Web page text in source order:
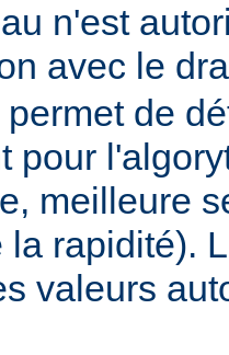
n'est
avec le
permet de
pour
meilleure
la rapidité).
valeurs